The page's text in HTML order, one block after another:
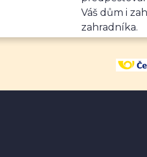
Váš dům i
zahradníka.